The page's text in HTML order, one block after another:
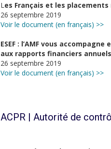
Les Français et les placements
26 septembre 2019
Voir le document (en français) >>
ESEF : l’AMF vous
aux rapports financiers annuels
26 septembre 2019
Voir le document (en français) >>
ACPR | Autorité de